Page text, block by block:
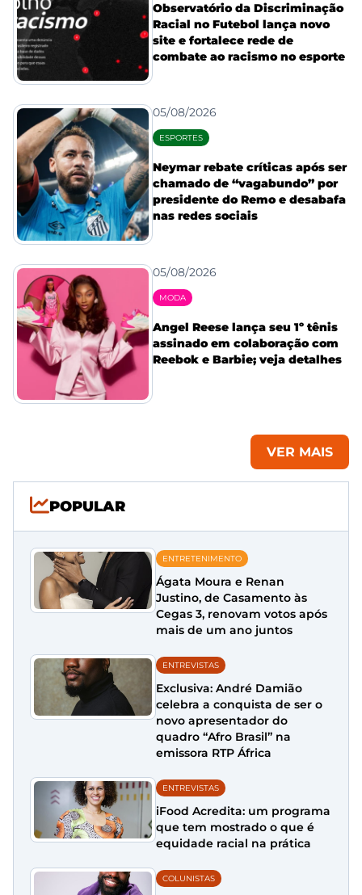
Observatório da Discriminação
Racial no Futebol lança novo
site e fortalece rede de
combate ao racismo no esporte
05/08/2026
ESPORTES
Neymar rebate críticas após ser
chamado de “vagabundo” por
presidente do Remo e desabafa
nas redes sociais
05/08/2026
MODA
Angel Reese lança seu 1º tênis
assinado em colaboração com
Reebok e Barbie; veja detalhes
VER MAIS
POPULAR
ENTRETENIMENTO
Ágata Moura e Renan
Justino, de Casamento às
Cegas 3, renovam votos após
mais de um ano juntos
ENTREVISTAS
Exclusiva: André Damião
celebra a conquista de ser o
novo apresentador do
quadro “Afro Brasil” na
emissora RTP África
ENTREVISTAS
iFood Acredita: um programa
que tem mostrado o que é
equidade racial na prática
COLUNISTAS